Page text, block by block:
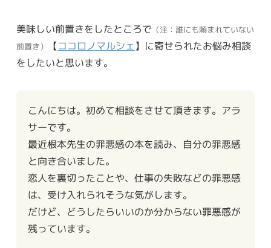
美味しい前置きをしたところで（注：誰にも頼まれていない
前置き）
【ココロノマルシェ 】に寄せられたお悩み相談
をしたいと思います。
こんにちは。初めて相談をさせて頂きます。アラ
サーです。
最近根本先生の罪悪感の本を読み、自分の罪悪感
と向き合いました。
恋人を裏切ったことや、仕事の失敗などの罪悪感
は、受け入れられそうな気がします。
だけど、どうしたらいいのか分からない罪悪感が
残っています。